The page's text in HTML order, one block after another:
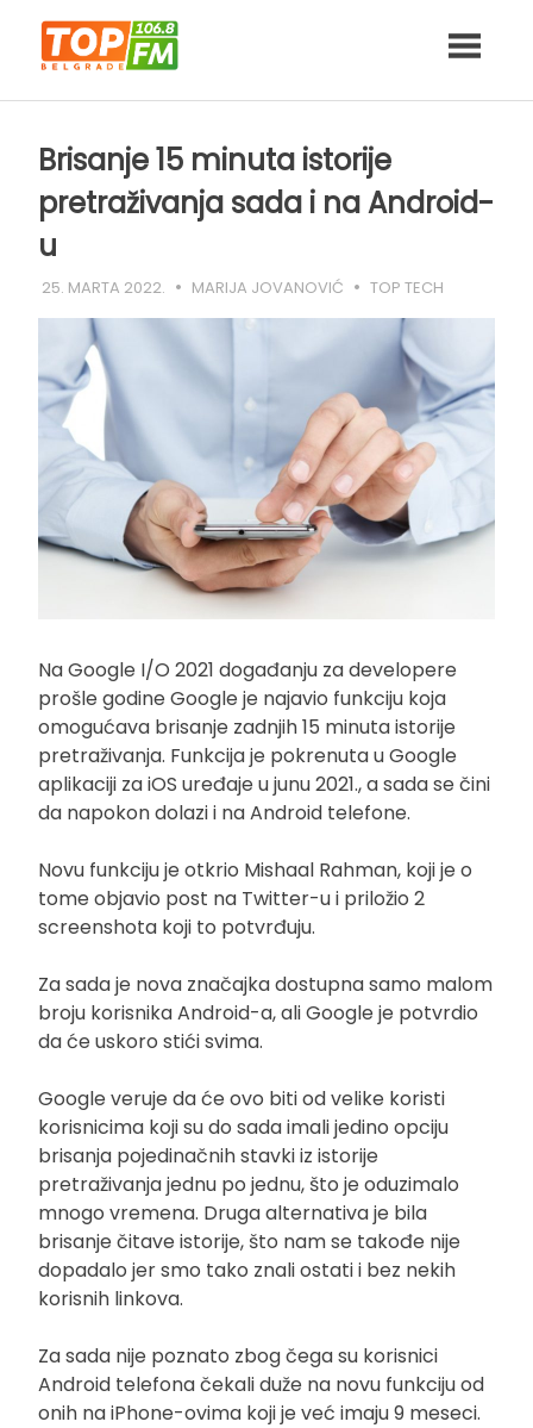
content
Brisanje 15 minuta istorije
pretraživanja sada i na Android-
u
25. MARTA 2022. MARIJA JOVANOVIĆ TOP TECH
Na Google I/O 2021 događanju za developere
prošle godine Google je najavio funkciju koja
omogućava brisanje zadnjih 15 minuta istorije
pretraživanja. Funkcija je pokrenuta u Google
aplikaciji za iOS uređaje u junu 2021., a sada se čini
da napokon dolazi i na Android telefone.
Novu funkciju je otkrio Mishaal Rahman, koji je o
tome objavio post na Twitter-u i priložio 2
screenshota koji to potvrđuju.
Za sada je nova značajka dostupna samo malom
broju korisnika Android-a, ali Google je potvrdio
da će uskoro stići svima.
Google veruje da će ovo biti od velike koristi
korisnicima koji su do sada imali jedino opciju
brisanja pojedinačnih stavki iz istorije
pretraživanja jednu po jednu, što je oduzimalo
mnogo vremena. Druga alternativa je bila
brisanje čitave istorije, što nam se takođe nije
dopadalo jer smo tako znali ostati i bez nekih
korisnih linkova.
Za sada nije poznato zbog čega su korisnici
Android telefona čekali duže na novu funkciju od
onih na iPhone-ovima koji je već imaju 9 meseci.